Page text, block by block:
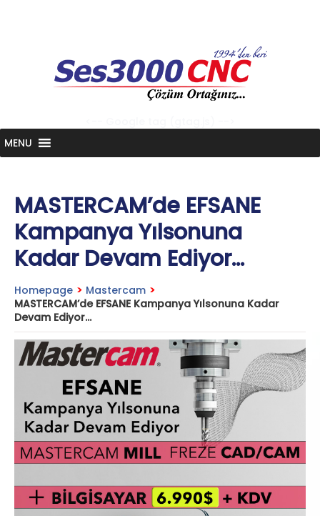
content
MENU
MASTERCAM’de EFSANE
Kampanya Yılsonuna
Kadar Devam Ediyor…
Homepage > Mastercam >
MASTERCAM’de EFSANE Kampanya Yılsonuna Kadar
Devam Ediyor…